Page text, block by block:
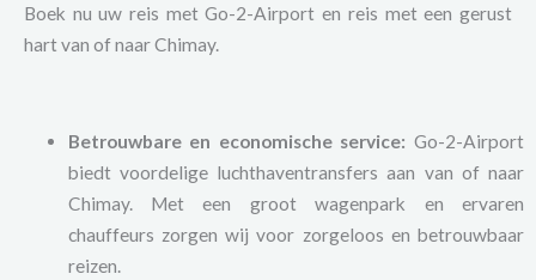
Boek nu uw reis met Go-2-Airport en reis met een gerust
hart van of naar Chimay.
Betrouwbare en economische service: Go-2-Airport
biedt voordelige luchthaventransfers aan van of naar
Chimay. Met een groot wagenpark en ervaren
chauffeurs zorgen wij voor zorgeloos en betrouwbaar
reizen.